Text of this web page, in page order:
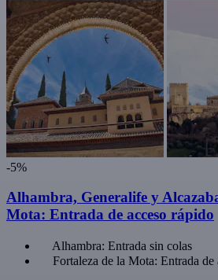
-5%
Alhambra, Generalife y
Mota: Entrada de acceso rápido
Alhambra: Entrada sin colas
Fortaleza de la Mota: Entrada de